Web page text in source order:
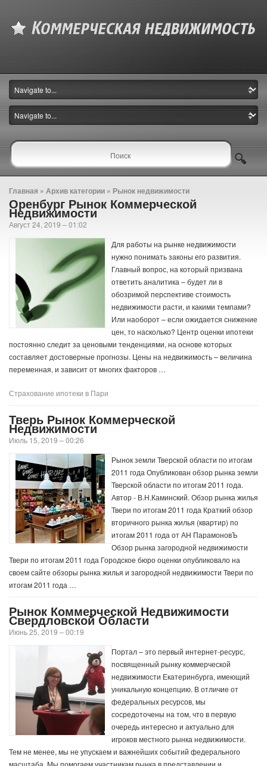
Главная » Архив категории » Рынок недвижимости
Оренбург Рынок Коммерческой
Недвижимости
Август 24, 2019 – 01:02
Для работы на рынке недвижимости
нужно понимать законы его развития.
Главный вопрос, на который призвана
ответить аналитика – будет ли в
обозримой перспективе стоимость
недвижимости расти, и какими темпами?
Или наоборот – если ожидается снижение
цен, то насколько? Центр оценки ипотеки
постоянно следит за ценовыми тенденциями, на основе которых
составляет достоверные прогнозы. Цены на недвижимость – величина
переменная, и зависит от многих факторов …
Страхование ипотеки в Пари
Тверь Рынок Коммерческой
Недвижимости
Июль 15, 2019 – 00:26
Рынок земли Тверской области по итогам
2011 года Опубликован обзор рынка земли
Тверской области по итогам 2011 года.
Автор - В.Н.Каминский. Обзор рынка жилья
Твери по итогам 2011 года Краткий обзор
вторичного рынка жилья (квартир) по
итогам 2011 года от АН ПарамоновЪ
Обзор рынка загородной недвижимости
Твери по итогам 2011 года Городское бюро оценки опубликовало на
своем сайте обзоры рынка жилья и загородной недвижимости Твери по
итогам 2011 года …
Рынок Коммерческой Недвижимости
Свердловской Области
Июнь 25, 2019 – 00:19
Портал – это первый интернет-ресурс,
посвященный рынку коммерческой
недвижимости Екатеринбурга, имеющий
уникальную концепцию. В отличие от
федеральных ресурсов, мы
сосредоточены на том, что в первую
очередь интересно и актуально для
игроков местного рынка недвижимости.
Тем не менее, мы не упускаем и важнейших событий федерального
масштаба. Мы помогаем участникам рынка в представлении и